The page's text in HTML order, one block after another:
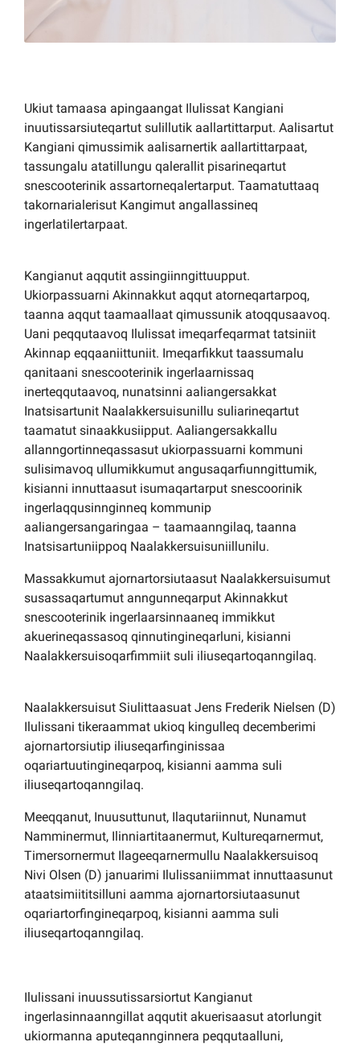
Ukiut tamaasa apingaangat Ilulissat Kangiani
inuutissarsiuteqartut sulillutik aallartittarput. Aalisartut
Kangiani qimussimik aalisarnertik aallartittarpaat,
tassungalu atatillungu qalerallit pisarineqartut
snescooterinik assartorneqalertarput. Taamatuttaaq
takornarialerisut Kangimut angallassineq
ingerlatilertarpaat.
Kangianut aqqutit assingiinngittuupput.
Ukiorpassuarni Akinnakkut aqqut atorneqartarpoq,
taanna aqqut taamaallaat qimussunik atoqqusaavoq.
Uani peqqutaavoq Ilulissat imeqarfeqarmat tatsiniit
Akinnap eqqaaniittuniit. Imeqarfikkut taassumalu
qanitaani snescooterinik ingerlaarnissaq
inerteqqutaavoq, nunatsinni aaliangersakkat
Inatsisartunit Naalakkersuisunillu suliarineqartut
taamatut sinaakkusiipput. Aaliangersakkallu
allanngortinneqassasut ukiorpassuarni kommuni
sulisimavoq ullumikkumut angusaqarfiunngittumik,
kisianni innuttaasut isumaqartarput snescoorinik
ingerlaqqusinnginneq kommunip
aaliangersangaringaa – taamaanngilaq, taanna
Inatsisartuniippoq Naalakkersuisuniillunilu.
Massakkumut ajornartorsiutaasut Naalakkersuisumut
susassaqartumut anngunneqarput Akinnakkut
snescooterinik ingerlaarsinnaaneq immikkut
akuerineqassasoq qinnutingineqarluni, kisianni
Naalakkersuisoqarfimmiit suli iliuseqartoqanngilaq.
Naalakkersuisut Siulittaasuat Jens Frederik Nielsen (D)
Ilulissani tikeraammat ukioq kingulleq decemberimi
ajornartorsiutip iliuseqarfinginissaa
oqariartuutingineqarpoq, kisianni aamma suli
iliuseqartoqanngilaq.
Meeqqanut, Inuusuttunut, Ilaqutariinnut, Nunamut
Namminermut, Ilinniartitaanermut, Kultureqarnermut,
Timersornermut Ilageeqarnermullu Naalakkersuisoq
Nivi Olsen (D) januarimi Ilulissaniimmat innuttaasunut
ataatsimiititsilluni aamma ajornartorsiutaasunut
oqariartorfingineqarpoq, kisianni aamma suli
iliuseqartoqanngilaq.
Ilulissani inuussutissarsiortut Kangianut
ingerlasinnaanngillat aqqutit akuerisaasut atorlungit
ukiormanna aputeqannginnera peqqutaalluni,